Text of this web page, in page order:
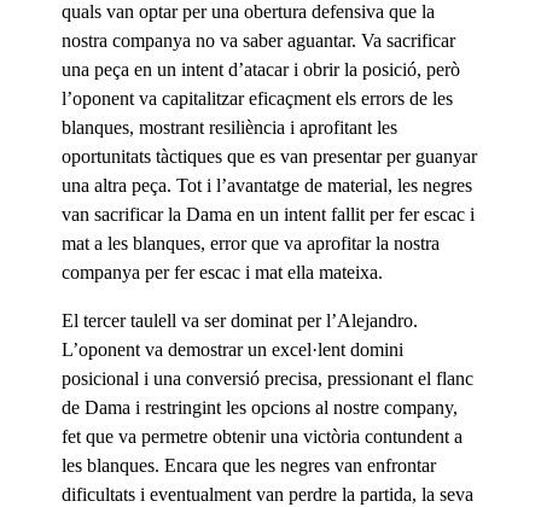
quals van optar per una obertura defensiva que la
nostra companya no va saber aguantar. Va sacrificar
una peça en un intent d’atacar i obrir la posició, però
l’oponent va capitalitzar eficaçment els errors de les
blanques, mostrant resiliència i aprofitant les
oportunitats tàctiques que es van presentar per guanyar
una altra peça. Tot i l’avantatge de material, les negres
van sacrificar la Dama en un intent fallit per fer escac i
mat a les blanques, error que va aprofitar la nostra
companya per fer escac i mat ella mateixa.
El tercer taulell va ser dominat per l’Alejandro.
L’oponent va demostrar un excel·lent domini
posicional i una conversió precisa, pressionant el flanc
de Dama i restringint les opcions al nostre company,
fet que va permetre obtenir una victòria contundent a
les blanques. Encara que les negres van enfrontar
dificultats i eventualment van perdre la partida, la seva